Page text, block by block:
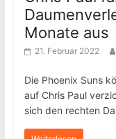
Monate aus
21. Februar 2022
Die Phoenix Suns
auf Chris Paul
sich den rechten